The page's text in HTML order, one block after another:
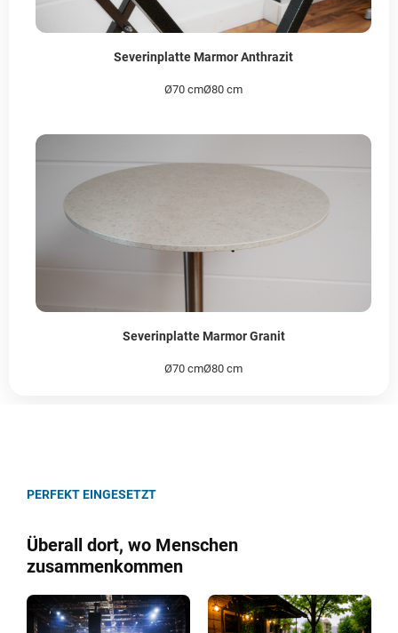
Severinplatte Marmor Anthrazit
Ø70 cmØ80 cm
Severinplatte Marmor Granit
Ø70 cmØ80 cm
PERFEKT EINGESETZT
Überall dort, wo Menschen
zusammenkommen